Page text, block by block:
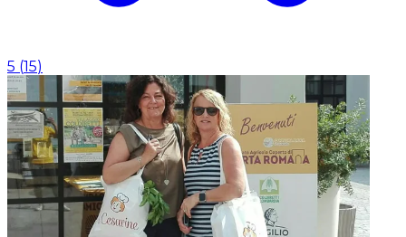
5 (15)